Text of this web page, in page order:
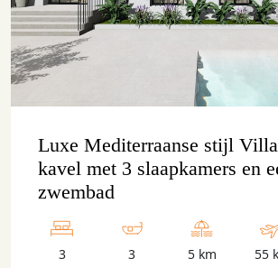
Luxe Mediterraanse stijl
kavel met 3 slaapkamers en
zwembad
3 3 5 km 55